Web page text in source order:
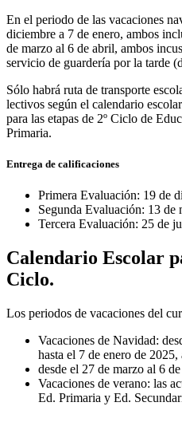
En el periodo de las vacaciones
diciembre a 7 de enero, ambos
de marzo al 6 de abril, ambos
servicio de guardería por la tarde
Sólo habrá ruta de transporte
lectivos según el calendario
para las etapas de 2º Ciclo de
Primaria.
Entrega de calificaciones
Primera Evaluación: 19 de
Segunda Evaluación: 13 de
Tercera Evaluación: 25 de
Calendario Escolar
Ciclo.
Los periodos de vacaciones del
Vacaciones de Navidad:
hasta el 7 de enero de
desde el 27 de marzo al 6
Vacaciones de verano: las
Ed. Primaria y Ed.